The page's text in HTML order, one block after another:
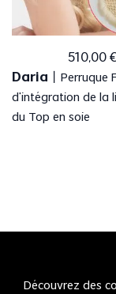
510,00
Daria
Perruque
d'intégration de la
du Top en soie
Découvrez des